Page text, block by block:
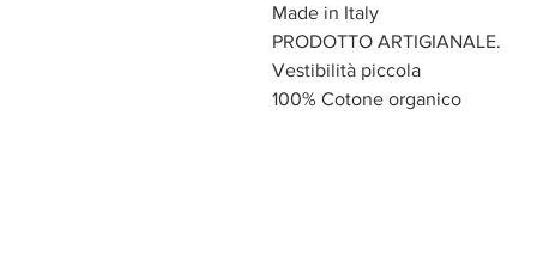
Made in Italy
PRODOTTO ARTIGIANALE.
Vestibilità piccola
100% Cotone organico